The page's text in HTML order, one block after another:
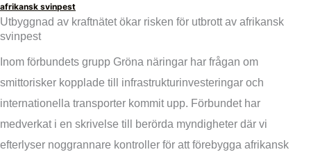
afrikansk svinpest
Utbyggnad av kraftnätet ökar risken för utbrott av afrikansk
svinpest
Inom förbundets grupp Gröna näringar har frågan om
smittorisker kopplade till infrastrukturinvesteringar och
internationella transporter kommit upp. Förbundet har
medverkat i en skrivelse till berörda myndigheter där vi
efterlyser noggrannare kontroller för att förebygga afrikansk